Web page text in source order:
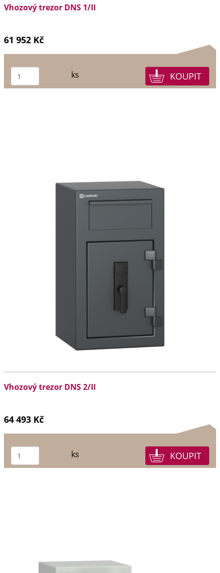
Vhozový trezor DNS 1/II
61 952 Kč
ks
Vhozový trezor DNS 2/II
64 493 Kč
ks